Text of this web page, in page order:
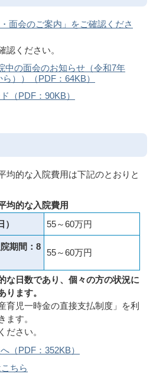
・面会のご案内」をご確認くださ
認ください。
中の面会のお知らせ（令和7年
））（PDF：64KB）
（PDF：90KB）
均的な入院費用は下記のとおりと
均的な入院費用
55～60万円
期間：8
55～60万円
な日数であり、個々の方の状況に
ります。
児一時金の直接支払制度」を利
ます。
ださい。
（PDF：352KB）
ちら